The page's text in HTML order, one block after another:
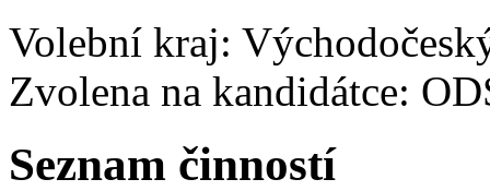
Volební kraj:
Zvolena na kandidátce:
Seznam činností